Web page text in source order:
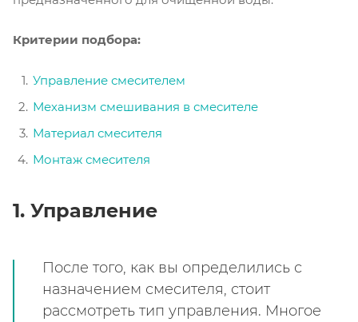
Критерии подбора:
Управление смесителем
Механизм смешивания в смесителе
Материал смесителя
Монтаж смесителя
1. Управление
После того, как вы определились с
назначением смесителя, стоит
рассмотреть тип управления. Многое